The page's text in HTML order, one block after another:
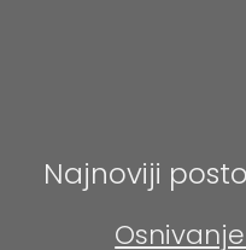
Najnoviji